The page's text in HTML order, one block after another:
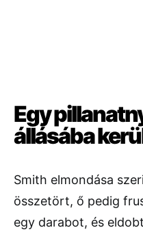
Egy
állásába
Smith elmondása
összetört, ő pedig
egy darabot, és